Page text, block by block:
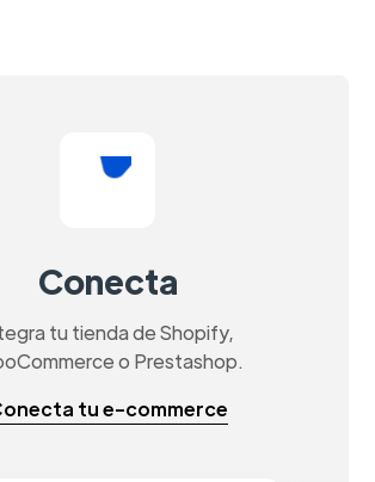
Conecta
tu tienda de Shopify,
o Prestashop.
tu e-commerce